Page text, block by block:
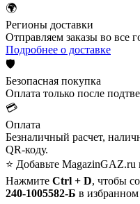
🌍
Регионы доставки
Отправляем заказы во все
Подробнее о доставке
🛡️
Безопасная покупка
Оплата только после
💳
Оплата
Безналичный расчет,
QR-коду.
⭐ Добавьте MagazinGAZ.ru
Нажмите Ctrl + D, чтобы
240-1005582-Б в избранном